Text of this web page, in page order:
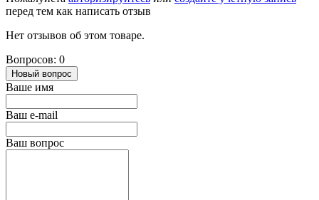
перед тем как написать отзыв
Нет отзывов об этом товаре.
Вопросов: 0
Новый вопрос
Ваше имя
Ваш e-mail
Ваш вопрос